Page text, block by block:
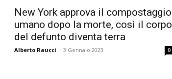
New York approva il compostaggio
umano dopo la morte, così il corpo
del defunto diventa terra
Alberto Raucci - 3 Gennaio 2023 0